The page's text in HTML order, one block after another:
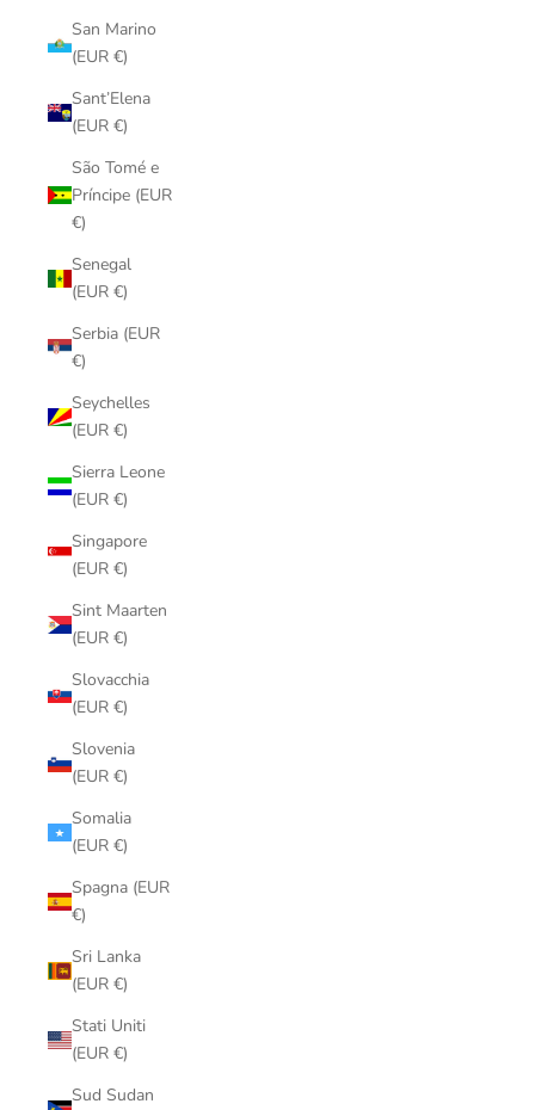
San Marino
(EUR €)
Sant’Elena
(EUR €)
São Tomé e
Príncipe (EUR
€)
Senegal
(EUR €)
Serbia (EUR
€)
Seychelles
(EUR €)
Sierra Leone
(EUR €)
Singapore
(EUR €)
Sint Maarten
(EUR €)
Slovacchia
(EUR €)
Slovenia
(EUR €)
Somalia
(EUR €)
Spagna (EUR
€)
Sri Lanka
(EUR €)
Stati Uniti
(EUR €)
Sud Sudan